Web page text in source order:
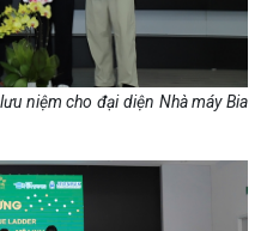
niệm cho đại diện Nhà máy Bia